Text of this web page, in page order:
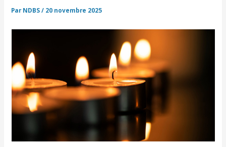
ParNDBS/ 20 novembre 2025